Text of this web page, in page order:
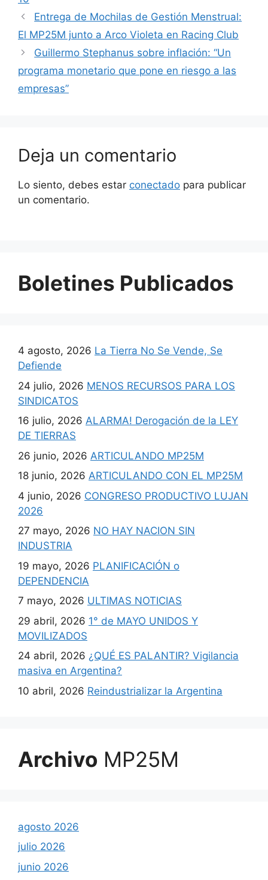
Entrega de Mochilas de Gestión Menstrual:
El MP25M junto a Arco Violeta en Racing Club
Guillermo Stephanus sobre inflación: “Un
programa monetario que pone en riesgo a las
empresas”
Deja un comentario
Lo siento, debes estar conectado para publicar
un comentario.
Boletines Publicados
4 agosto, 2026 La Tierra No Se Vende, Se
Defiende
24 julio, 2026 MENOS RECURSOS PARA LOS
SINDICATOS
16 julio, 2026 ALARMA! Derogación de la LEY
DE TIERRAS
26 junio, 2026 ARTICULANDO MP25M
18 junio, 2026 ARTICULANDO CON EL MP25M
4 junio, 2026 CONGRESO PRODUCTIVO LUJAN
2026
27 mayo, 2026 NO HAY NACION SIN
INDUSTRIA
19 mayo, 2026 PLANIFICACIÓN o
DEPENDENCIA
7 mayo, 2026 ULTIMAS NOTICIAS
29 abril, 2026 1° de MAYO UNIDOS Y
MOVILIZADOS
24 abril, 2026 ¿QUÉ ES PALANTIR? Vigilancia
masiva en Argentina?
10 abril, 2026 Reindustrializar la Argentina
Archivo MP25M
agosto 2026
julio 2026
junio 2026